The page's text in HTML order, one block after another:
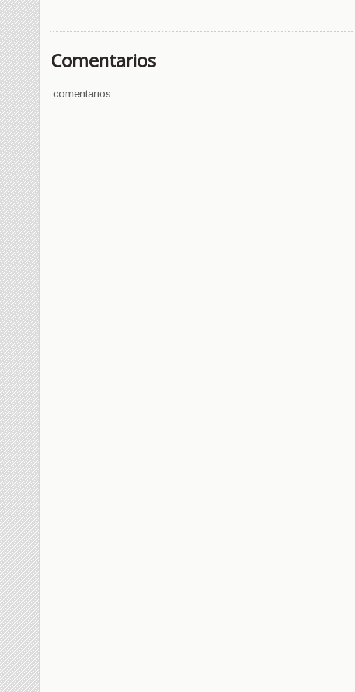
Comentarios
comentarios